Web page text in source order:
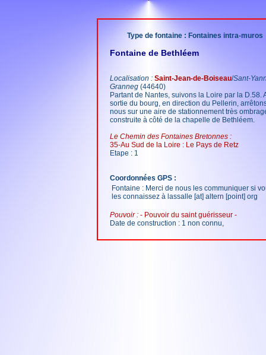
Type de fontaine : Fontaines intra-muros
Fontaine de Bethléem
Localisation : Saint-Jean-de-Boiseau/Sant-
Granneg (44640)
Partant de Nantes, suivons la Loire par la D.58.
sortie du bourg, en direction du Pellerin,
nous sur une aire de stationnement très
construite à côté de la chapelle de Bethléem.
Le Chemin des Fontaines Bretonnes :
35-Au Sud de la Loire : Le Pays de Retz
Etape : 1
Coordonnées GPS :
Fontaine : Merci de nous les communiquer si
les connaissez à lassalle [at] altern [point] org
Pouvoir : - Pouvoir du saint guérisseur -
Date de construction : 1 non connu,